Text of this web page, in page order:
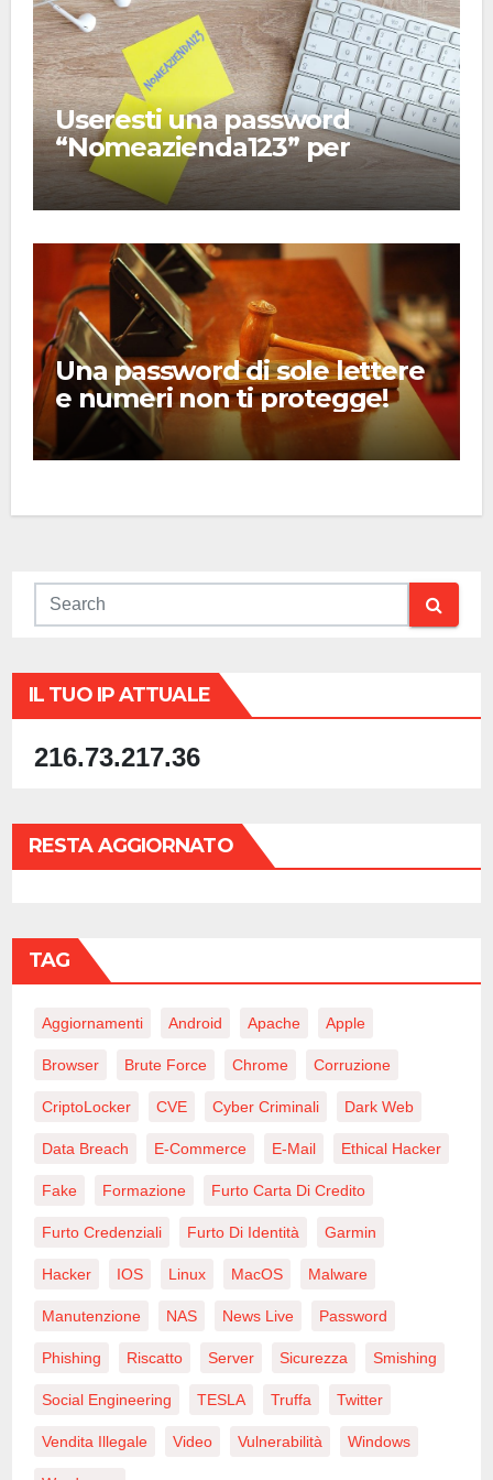
Useresti una password
“Nomeazienda123” per
proteggere i tuoi dati?
Una password di sole lettere
e numeri non ti protegge!
IL TUO IP ATTUALE
216.73.217.36
RESTA AGGIORNATO
TAG
Aggiornamenti Android Apache Apple
Browser Brute Force Chrome Corruzione
CriptoLocker CVE Cyber Criminali Dark Web
Data Breach E-Commerce E-Mail Ethical Hacker
Fake Formazione Furto Carta Di Credito
Furto Credenziali Furto Di Identità Garmin
Hacker IOS Linux MacOS Malware
Manutenzione NAS News Live Password
Phishing Riscatto Server Sicurezza Smishing
Social Engineering TESLA Truffa Twitter
Vendita Illegale Video Vulnerabilità Windows